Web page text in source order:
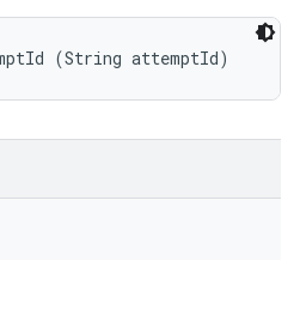
(String attemptId)